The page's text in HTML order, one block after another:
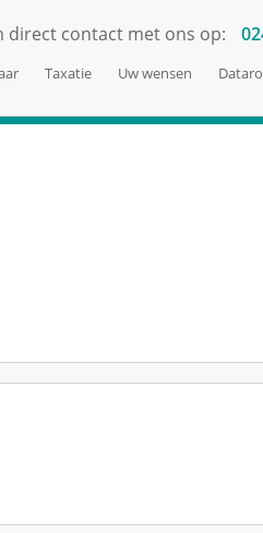
direct contact met ons op:
Taxatie Uw wensen